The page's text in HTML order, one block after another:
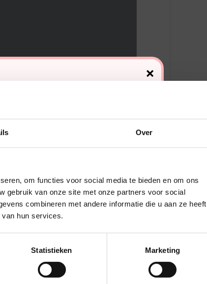
Over
om functies voor social media te bieden en om ons
gebruik van onze site met onze partners voor social
combineren met andere informatie die u aan ze heeft
hun services.
Statistieken Marketing
Breda
– 17:00
×